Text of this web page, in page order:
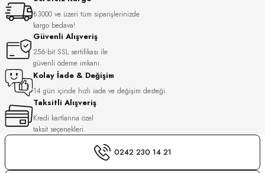
₺3000 ve üzeri tüm siparişlerinizde
kargo bedava!
Güvenli Alışveriş
256-bit SSL sertifikası ile
güvenli ödeme imkanı.
Kolay İade & Değişim
14 gün içinde hızlı iade ve değişim desteği.
Taksitli Alışveriş
Kredi kartlarına özel
taksit seçenekleri.
0242 230 14 21
MANOIR
WATCH